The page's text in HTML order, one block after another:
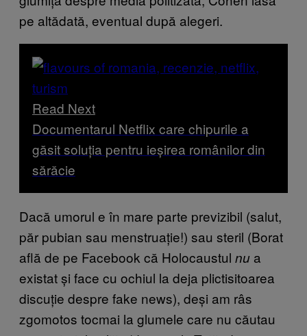
pe altădată, eventual după alegeri.
Read Next
Documentarul Netflix care chipurile a
găsit soluția pentru ieșirea românilor din
sărăcie
Dacă umorul e în mare parte previzibil (salut,
păr pubian sau menstruație!) sau steril (Borat
află de pe Facebook că Holocaustul nu a
existat și face cu ochiul la deja plictisitoarea
discuție despre fake news), deși am râs
zgomotos tocmai la glumele care nu căutau